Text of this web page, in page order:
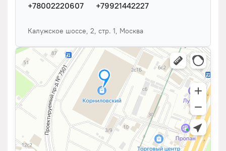
+78002220607 +79921442227
Калужское шоссе, 2, стр. 1, Москва